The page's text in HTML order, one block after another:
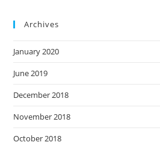
Archives
January 2020
June 2019
December 2018
November 2018
October 2018